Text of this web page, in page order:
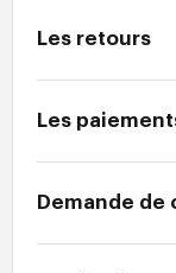
Les retours
Les
Demande de